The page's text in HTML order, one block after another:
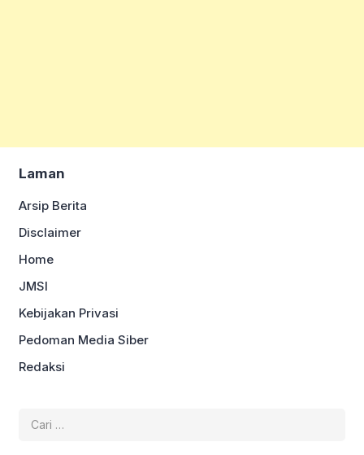
Laman
Arsip Berita
Disclaimer
Home
JMSI
Kebijakan Privasi
Pedoman Media Siber
Redaksi
untuk: